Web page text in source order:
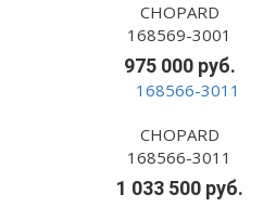
CHOPARD
168569-3001
975 000 руб.
CHOPARD
168566-3011
1 033 500 руб.